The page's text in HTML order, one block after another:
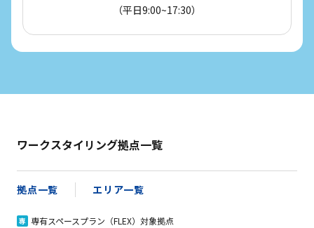
（平日9:00~17:30）
ワークスタイリング拠点一覧
拠点一覧 エリア一覧
専 専有スペースプラン（FLEX）対象拠点